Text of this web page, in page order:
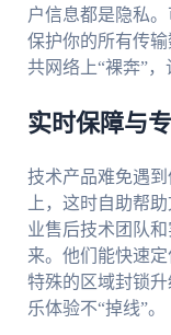
户信息都是隐私
保护你的所有传
共网络上“裸奔”，
实时保障与
技术产品难免遇
上，这时自助帮
业售后技术团队
来。他们能快速
特殊的区域封锁
乐体验不“掉线”。